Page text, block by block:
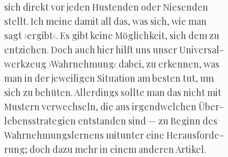
sich direkt vor jeden Hus­ten­den oder Nie­sen­den
stellt. Ich mei­ne damit all das, was sich, wie man
sagt ›ergibt‹. Es gibt kei­ne Mög­lich­keit, sich dem zu
ent­zie­hen. Doch auch hier hilft uns unser Uni­ver­sal­
werk­zeug ›Wahr­neh­mung‹ dabei, zu erken­nen, was
man in der jewei­li­gen Situa­ti­on am bes­ten tut, um
sich zu behü­ten. Aller­dings soll­te man das nicht mit
Mus­tern ver­wech­seln, die aus irgend­wel­chen Über­
le­bens­stra­te­gien ent­stan­den sind — zu Beginn des
Wahr­neh­mungs­ler­nens mit­un­ter eine Her­aus­for­de­
rung; doch dazu mehr in einem ande­ren Artikel.